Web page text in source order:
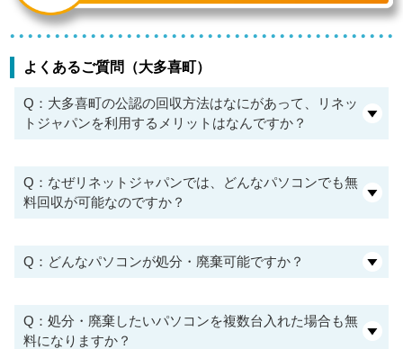
よくあるご質問（大多喜町）
Q：大多喜町の公認の回収方法はなにがあって、リネッ
トジャパンを利用するメリットはなんですか？
Q：なぜリネットジャパンでは、どんなパソコンでも無
料回収が可能なのですか？
Q：どんなパソコンが処分・廃棄可能ですか？
Q：処分・廃棄したいパソコンを複数台入れた場合も無
料になりますか？